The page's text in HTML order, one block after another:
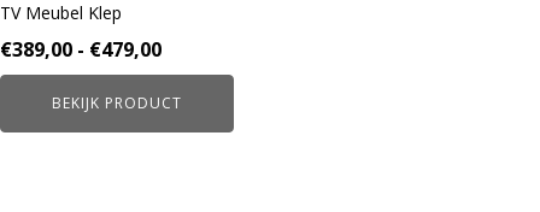
TV Meubel Klep
€389,00 - €479,00Prijsklasse:
€389,00
tot
€479,00
BEKIJK PRODUCT
op
de
productpagina